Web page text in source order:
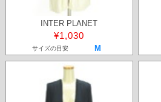
INTER PLANET
¥1,030
サイズの目安 M